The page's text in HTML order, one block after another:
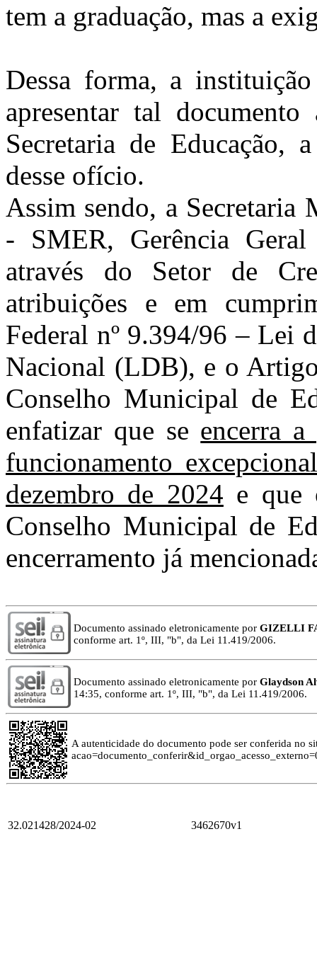
tem a graduação, mas a
Dessa forma, a
apresentar tal
Secretaria de Educação,
desse ofício.
Assim sendo, a Secretaria
- SMER, Gerência
através do Setor de
atribuições e em
Federal nº 9.394/96 – Lei
Nacional (LDB), e o
Conselho Municipal de
enfatizar que se encerra
funcionamento
dezembro de 2024 e que
Conselho Municipal de
encerramento já
Documento assinado eletronicamente por GIZELLI
conforme art. 1º, III, "b", da Lei 11.419/2006.
Documento assinado eletronicamente por Glaydson
14:35, conforme art. 1º, III, "b", da Lei 11.419/2006.
A autenticidade do documento pode ser conferida no
32.021428/2024-02 3462670v1